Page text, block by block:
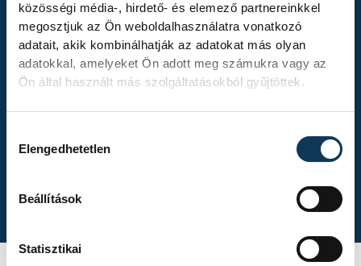
közösségi média-, hirdető- és elemező partnereinkkel
megosztjuk az Ön weboldalhasználatra vonatkozó
adatait, akik kombinálhatják az adatokat más olyan
adatokkal, amelyeket Ön adott meg számukra vagy az
Ön által használt más szolgáltatásokból gyűjtöttek.
Elengedhetetlen
Beállítások
Statisztikai
TOVÁBBI
ALBUMOK
Kékszalag 2026.